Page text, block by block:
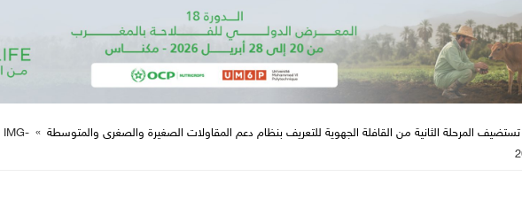
تستضيف المرحلة الثانية من القافلة الجهوية للتعريف بنظام دعم المقاولات الصغيرة والصغرى والمتوسطة »
IMG-